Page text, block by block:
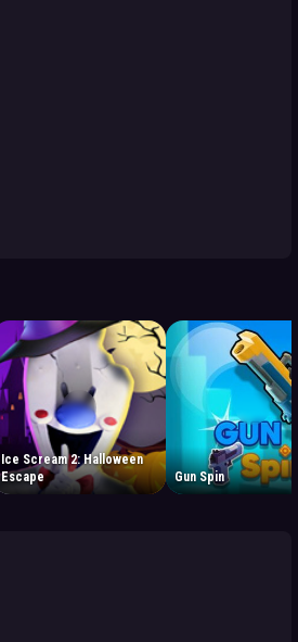
Ice Scream 2: Halloween
Escape
Gun Spin